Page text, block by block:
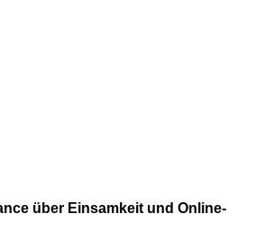
über Einsamkeit und Online-